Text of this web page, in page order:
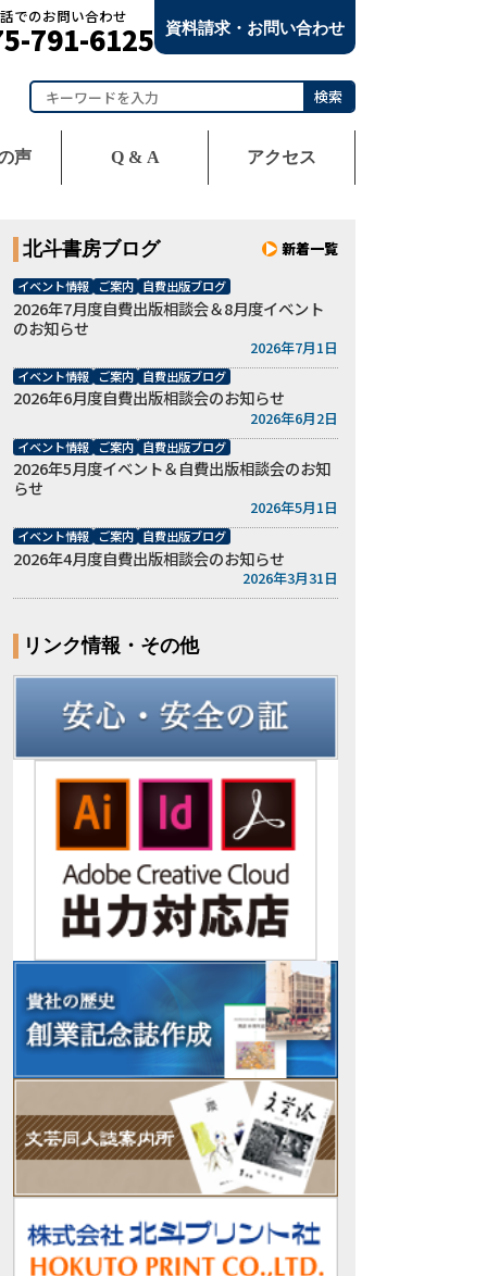
でのお問い合わせ
791-6125 資料請求・お問い合わせ
声 Q & A アクセス
北斗書房ブログ 新着一覧
イベント情報 ご案内 自費出版ブログ
2026年7月度自費出版相談会＆8月度イベント
のお知らせ
2026年7月1日
イベント情報 ご案内 自費出版ブログ
2026年6月度自費出版相談会のお知らせ
2026年6月2日
イベント情報 ご案内 自費出版ブログ
2026年5月度イベント＆自費出版相談会のお知
らせ
2026年5月1日
イベント情報 ご案内 自費出版ブログ
2026年4月度自費出版相談会のお知らせ
2026年3月31日
リンク情報・その他
お電話でのお問い合わせ
075-791-6125